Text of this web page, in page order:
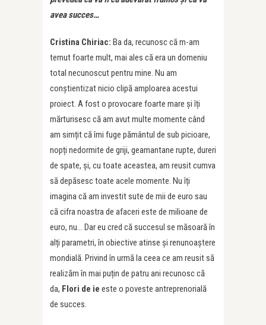
avea succes…
Cristina Chiriac: Ba da, recunosc că m-am
temut foarte mult, mai ales că era un domeniu
total necunoscut pentru mine. Nu am
conștientizat nicio clipă amploarea acestui
proiect. A fost o provocare foarte mare și îți
mărturisesc că am avut multe momente când
am simțit că îmi fuge pământul de sub picioare,
nopți nedormite de griji, geamantane rupte, dureri
de spate, și, cu toate aceastea, am reusit cumva
să depăsesc toate acele momente. Nu îți
imagina că am investit sute de mii de euro sau
că cifra noastra de afaceri este de milioane de
euro, nu… Dar eu cred că succesul se măsoară în
alți parametri, în obiective atinse și renunoaștere
mondială. Privind în urmă la ceea ce am reusit să
realizăm în mai puțin de patru ani recunosc că
da, Flori de ie este o poveste antreprenorială
de succes.